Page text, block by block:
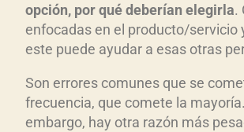
opción, por qué deberían elegirla.
enfocadas en el producto/servicio
este puede ayudar a esas otras
Son errores comunes que se
frecuencia, que comete la
embargo, hay otra razón más